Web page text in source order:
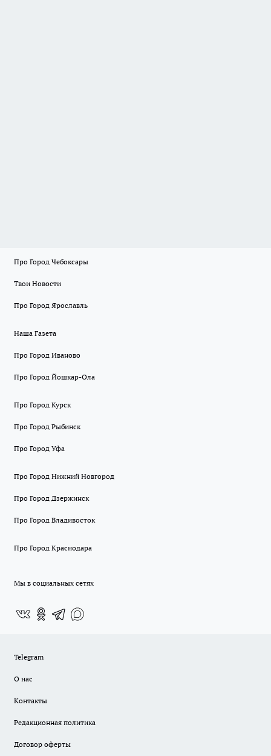
Про Город Чебоксары
Твои Новости
Про Город Ярославль
Наша Газета
Про Город Иваново
Про Город Йошкар-Ола
Про Город Курск
Про Город Рыбинск
Про Город Уфа
Про Город Нижний Новгород
Про Город Дзержинск
Про Город Владивосток
Про Город Краснодара
Мы в социальных сетях
Telegram
О нас
Контакты
Редакционная политика
Договор оферты